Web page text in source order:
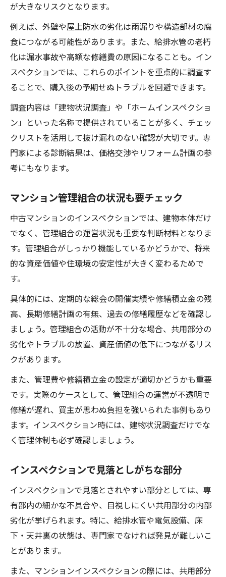
が大きなリスクとなります。
例えば、外壁や屋上防水の劣化は雨漏りや構造部材の腐
食につながる可能性があります。また、給排水管の老朽
化は漏水事故や高額な修繕費の原因になることも。イン
スペクションでは、これらのポイントを重点的に調査す
ることで、購入後の予期せぬトラブルを回避できます。
調査内容は「建物状況調査」や「ホームインスペクショ
ン」といった名称で提供されていることが多く、チェッ
クリストを活用して抜け漏れのない確認が大切です。専
門家による診断結果は、価格交渉やリフォーム計画の参
考にもなります。
マンション管理組合の状況も要チェック
中古マンションのインスペクションでは、建物本体だけ
でなく、管理組合の運営状況も重要な判断材料となりま
す。管理組合がしっかり機能しているかどうかで、将来
的な資産価値や住環境の安定性が大きく変わるためで
す。
具体的には、定期的な総会の開催実績や修繕積立金の残
高、長期修繕計画の有無、過去の修繕履歴などを確認し
ましょう。管理組合の活動が不十分な場合、共用部分の
劣化やトラブルの放置、資産価値の低下につながるリス
クがあります。
また、管理費や修繕積立金の設定が適切かどうかも重要
です。実際のケースとして、管理組合の運営が不透明で
修繕が遅れ、買主が思わぬ負担を強いられた事例もあり
ます。インスペクション時には、建物状況調査だけでな
く管理体制も必ず確認しましょう。
インスペクションで見落としがちな部分
インスペクションで見落とされやすい部分としては、専
有部内の細かな不具合や、目視しにくい共用部分の内部
劣化が挙げられます。特に、給排水管や電気設備、床
下・天井裏の状態は、専門家でなければ発見が難しいこ
とがあります。
また、マンションインスペクションの際には、共用部分